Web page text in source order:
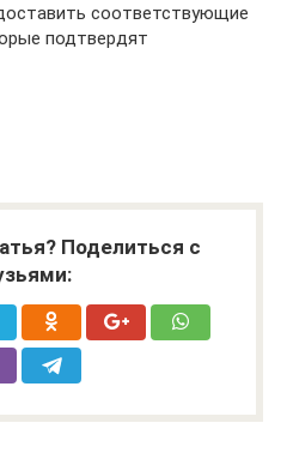
соответствующие
подтвердят
Поделиться с